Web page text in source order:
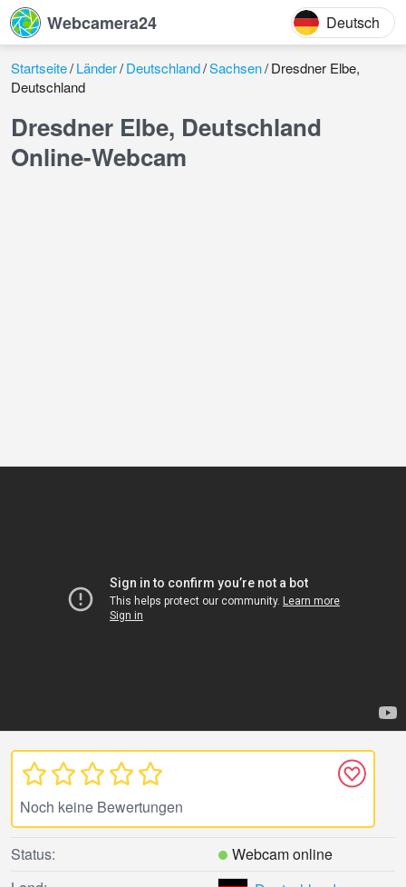
Webcamera24 Deutsch
Startseite Länder Deutschland Sachsen Dresdner Elbe,
Deutschland
Dresdner Elbe, Deutschland
Online-Webcam
Noch keine Bewertungen
Status:
Webcam online